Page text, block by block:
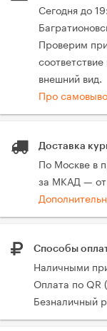
Сегодня до
Проверим
внешний вид.
Про
Доставка
По Москве в
за МКАД —
Способы
Наличными
Оплата по QR
Безналичный